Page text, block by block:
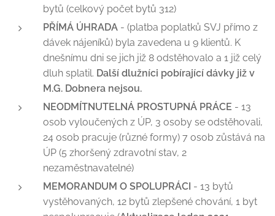
bytů (celkový počet bytů 312)
PŘÍMÁ ÚHRADA - (platba poplatků SVJ přímo z
dávek nájeníků) byla zavedena u 9 klientů. K
dnešnímu dni se jich již 8 odstěhovalo a 1 již celý
dluh splatil. Další dlužníci pobírající dávky již v
M.G. Dobnera nejsou.
NEODMÍTNUTELNÁ PROSTUPNÁ PRÁCE - 13
osob vyloučených z ÚP, 3 osoby se odstěhovali,
24 osob pracuje (různé formy) 7 osob zůstává na
ÚP (5 zhoršený zdravotní stav, 2
nezaměstnavatelné)
MEMORANDUM O SPOLUPRÁCI - 13 bytů
vystěhovaných, 12 bytů zlepšené chování, 1 byt